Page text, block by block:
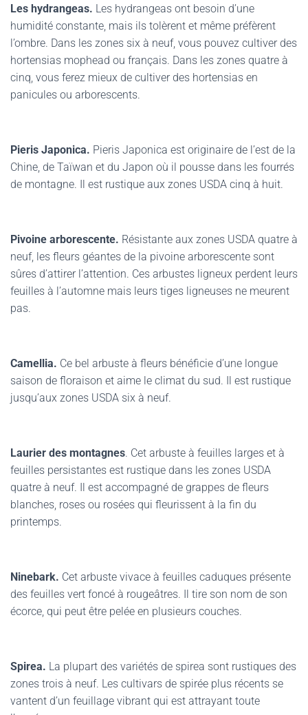
Les hydrangeas. Les hydrangeas ont besoin d’une
humidité constante, mais ils tolèrent et même préfèrent
l’ombre. Dans les zones six à neuf, vous pouvez cultiver des
hortensias mophead ou français. Dans les zones quatre à
cinq, vous ferez mieux de cultiver des hortensias en
panicules ou arborescents.
Pieris Japonica. Pieris Japonica est originaire de l’est de la
Chine, de Taïwan et du Japon où il pousse dans les fourrés
de montagne. Il est rustique aux zones USDA cinq à huit.
Pivoine arborescente. Résistante aux zones USDA quatre à
neuf, les fleurs géantes de la pivoine arborescente sont
sûres d’attirer l’attention. Ces arbustes ligneux perdent leurs
feuilles à l’automne mais leurs tiges ligneuses ne meurent
pas.
Camellia. Ce bel arbuste à fleurs bénéficie d’une longue
saison de floraison et aime le climat du sud. Il est rustique
jusqu’aux zones USDA six à neuf.
Laurier des montagnes. Cet arbuste à feuilles larges et à
feuilles persistantes est rustique dans les zones USDA
quatre à neuf. Il est accompagné de grappes de fleurs
blanches, roses ou rosées qui fleurissent à la fin du
printemps.
Ninebark. Cet arbuste vivace à feuilles caduques présente
des feuilles vert foncé à rougeâtres. Il tire son nom de son
écorce, qui peut être pelée en plusieurs couches.
Spirea. La plupart des variétés de spirea sont rustiques des
zones trois à neuf. Les cultivars de spirée plus récents se
vantent d’un feuillage vibrant qui est attrayant toute